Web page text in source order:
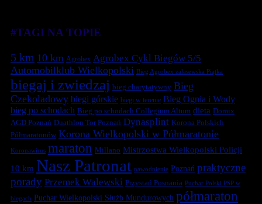
#TAGI NA TOPIE
5 km 10 km Agrobex Agrobex Cykl Biegów 5/5
Automobilklub Wielkopolski Bieg Agrobex zalasewska Piątka
biegaj i zwiedzaj bieg charytatywny Bieg
Czekoladowy biegi górskie biegi w terenie Bieg Ognia i Wody
bieg po schodach Bieg po schodach Collegium Altum dieta Domix
AGD Poznań Duathlon Tor Poznań Dynasplint Korona Polskich
Półmaratonów Korona Wielkopolski w Półmaratonie
Koronawirus maraton Millano Mistrzostwa Wielkopolski Policji
10 km Nasz Patronat nawodnienie Poznań praktyczne
porady Przemek Walewski Przystań Posnania Puchar Polski PSP w
biegach Puchar Wielkopolski Służb Mundurowych półmaraton